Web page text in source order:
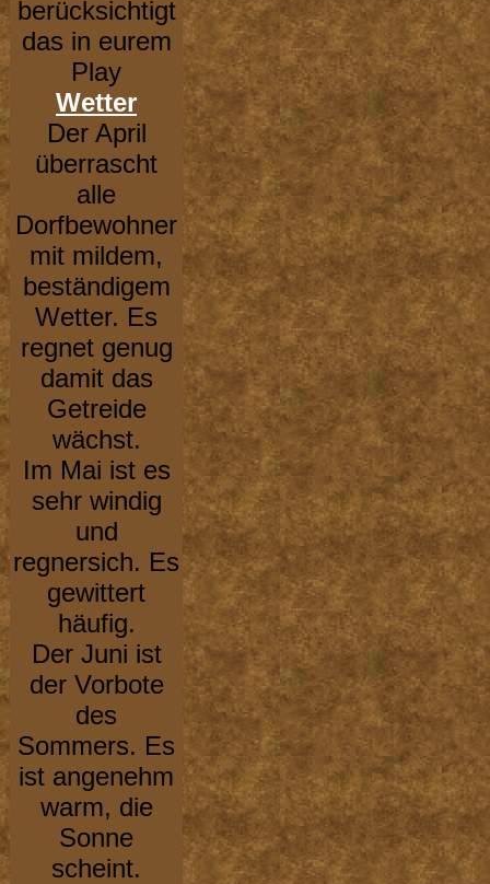
berücksichtigt
das in eurem
Play
Wetter
Der April
überrascht
alle
Dorfbewohner
mit mildem,
beständigem
Wetter. Es
regnet genug
damit das
Getreide
wächst.
Im Mai ist es
sehr windig
und
regnersich. Es
gewittert
häufig.
Der Juni ist
der Vorbote
des
Sommers. Es
ist angenehm
warm, die
Sonne
scheint.